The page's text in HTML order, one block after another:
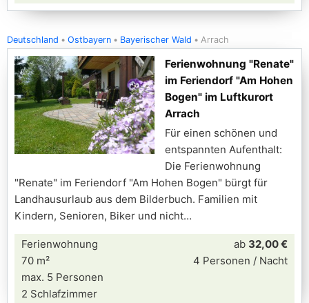
Deutschland Ostbayern Bayerischer Wald Arrach
Ferienwohnung "Renate"
im Feriendorf "Am Hohen
Bogen" im Luftkurort
Arrach
Für einen schönen und
entspannten Aufenthalt:
Die Ferienwohnung
"Renate" im Feriendorf "Am Hohen Bogen" bürgt für
Landhausurlaub aus dem Bilderbuch. Familien mit
Kindern, Senioren, Biker und nicht
Ferienwohnung
70 m²
max. 5 Personen
2 Schlafzimmer
ab 32,00 €
4 Personen / Nacht